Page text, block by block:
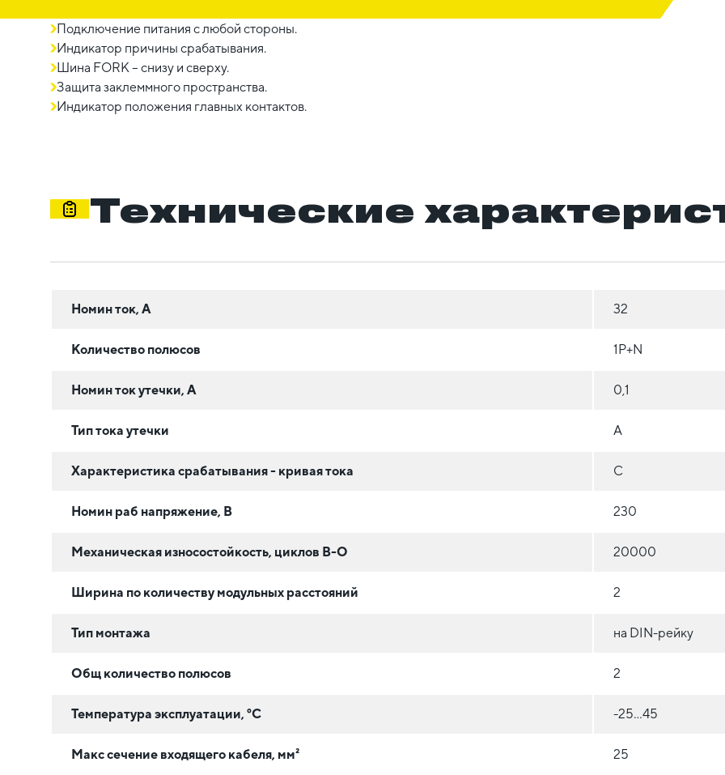
Подключение питания с любой стороны.
Индикатор причины срабатывания.
Шина FORK – снизу и сверху.
Защита заклеммного пространства.
Индикатор положения главных контактов.
Технические
Номин ток, А 32
Количество полюсов 1Р+N
Номин ток утечки, А 0,1
Тип тока утечки A
Характеристика срабатывания - кривая тока C
Номин раб напряжение, В 230
Механическая износостойкость, циклов В-О 20000
Ширина по количеству модульных расстояний 2
Тип монтажа на DIN-рейку
Общ количество полюсов 2
Температура эксплуатации, °C -25...45
Макс сечение входящего кабеля, мм² 25